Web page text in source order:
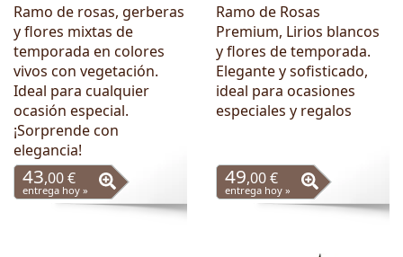
Ramo de rosas, gerberas
y flores mixtas de
temporada en colores
vivos con vegetación.
Ideal para cualquier
ocasión especial.
¡Sorprende con
elegancia!
43,00 €
entrega hoy »
Ramo de Rosas
Premium, Lirios blancos
y flores de temporada.
Elegante y sofisticado,
ideal para ocasiones
especiales y regalos
49,00 €
entrega hoy »